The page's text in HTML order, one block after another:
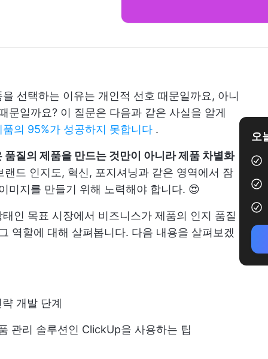
선택하는 이유는 개인적 선호 때문일까요, 아니
문일까요? 이 질문은 다음과 같은 사실을 알게
의 95%가 성공하지 못합니다 .
질의 제품을 만드는 것만이 아니라 제품 차별화
드 인지도, 혁신, 포지셔닝과 같은 영역에서 잠
미지를 만들기 위해 노력해야 합니다. 😍
인 목표 시장에서 비즈니스가 제품의 인지 품질
역할에 대해 살펴봅니다. 다음 내용을 살펴보겠
개발 단계
관리 솔루션인 ClickUp을 사용하는 팁
오